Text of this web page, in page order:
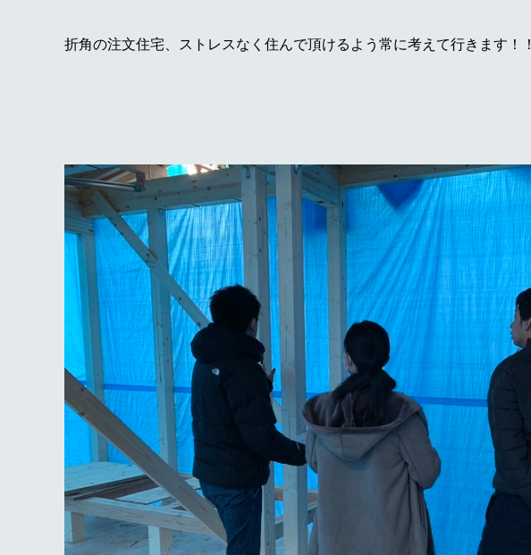
折角の注文住宅、ストレスなく住んで頂けるよう常に考えて行きます！！